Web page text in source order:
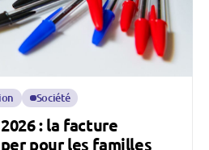
Société
: la facture
pour les familles